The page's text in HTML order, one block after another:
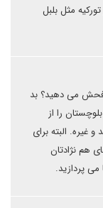
مثل بلبل
فحش می دهید؟ بد
را از
غیره. البته برای
هم نژادتان
پردازید.